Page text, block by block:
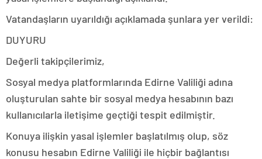
Vatandaşların uyarıldığı açıklamada şunlara yer verildi:
DUYURU
Değerli takipçilerimiz,
Sosyal medya platformlarında Edirne Valiliği adına
oluşturulan sahte bir sosyal medya hesabının bazı
kullanıcılarla iletişime geçtiği tespit edilmiştir.
Konuya ilişkin yasal işlemler başlatılmış olup, söz
konusu hesabın Edirne Valiliği ile hiçbir bağlantısı